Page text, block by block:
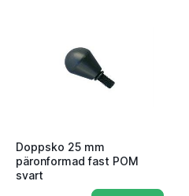
Doppsko 25 mm
päronformad fast POM
svart